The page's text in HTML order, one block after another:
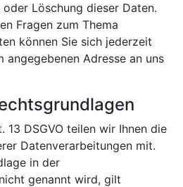
Löschung dieser Daten.
Fragen zum Thema
können Sie sich jederzeit
angegebenen Adresse an uns
13 DSGVO teilen wir Ihnen die
Datenverarbeitungen mit.
in der
genannt wird, gilt